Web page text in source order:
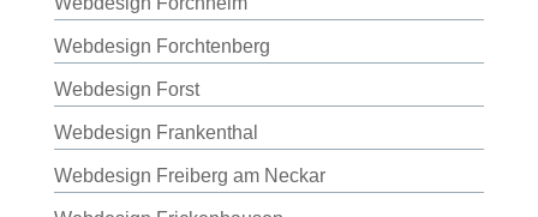
Webdesign Forchtenberg
Webdesign Forst
Webdesign Frankenthal
Webdesign Freiberg am Neckar